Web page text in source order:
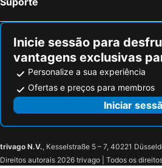
Inicie sessão para
vantagens exclusivas
Personalize a sua experiência
Ofertas e preços para membros
Iniciar
trivago N.V., Kesselstraße 5 – 7, 40221
Direitos autorais 2026 trivago | Todos os